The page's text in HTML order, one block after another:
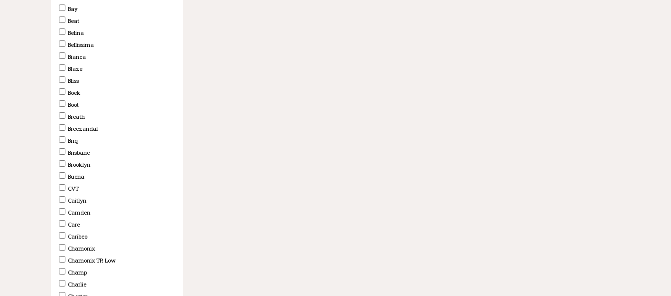
Bay
Beat
Belina
Bellissima
Bianca
Blaze
Bliss
Boek
Boot
Breath
Breezandal
Briq
Brisbane
Brooklyn
Buena
CVT
Caitlyn
Camden
Care
Caribeo
Chamonix
Chamonix TR Low
Champ
Charlie